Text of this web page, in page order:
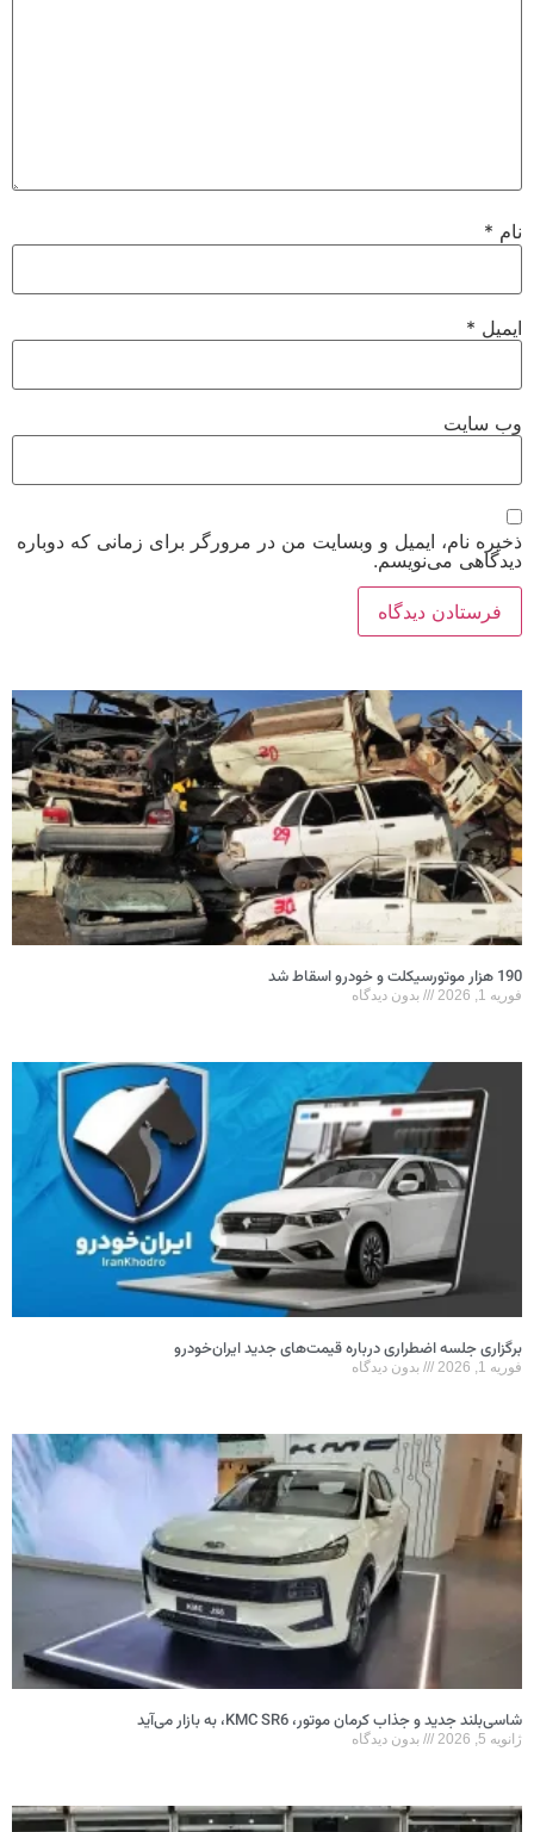
نام*
ایمیل*
وب‌ سایت
ذخیره نام، ایمیل و وبسایت من در مرورگر برای زمانی که دوباره
دیدگاهی می‌نویسم.
190 هزار موتورسیکلت و خودرو اسقاط شد
فوریه 1, 2026 بدون دیدگاه
برگزاری جلسه اضطراری درباره قیمت‌های جدید ایران‌خودرو
فوریه 1, 2026 بدون دیدگاه
شاسی‌بلند جدید و جذاب کرمان موتور، KMC SR6، به بازار می‌آید
ژانویه 5, 2026 بدون دیدگاه